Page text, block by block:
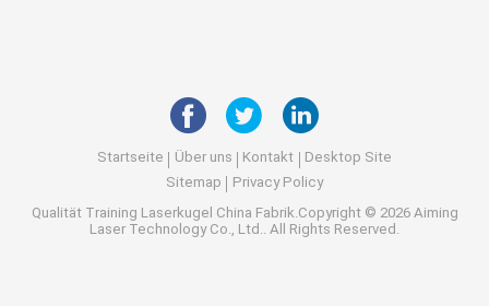
Startseite Über uns Kontakt
Desktop Site
Sitemap
Privacy Policy
Qualität Training Laserkugel China Fabrik.Copyright © 2026 Aiming
Laser Technology Co., Ltd.. All Rights Reserved.